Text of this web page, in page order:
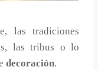
las tradiciones
las tribus o lo
decoración.